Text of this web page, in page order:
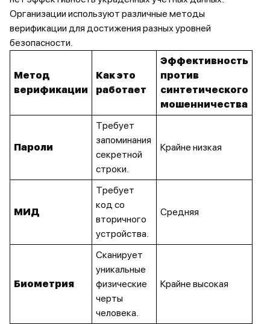
Организации используют различные методы
верификации для достижения разных уровней
безопасности.
Метод
верификации
Как это
работает
Эффективность
против
синтетического
мошенничества
Пароли
Требует
запоминания
секретной
строки.
Крайне низкая
МИД
Требует
код со
вторичного
устройства.
Средняя
Биометрия
Сканирует
уникальные
физические
черты
человека.
Крайне высокая